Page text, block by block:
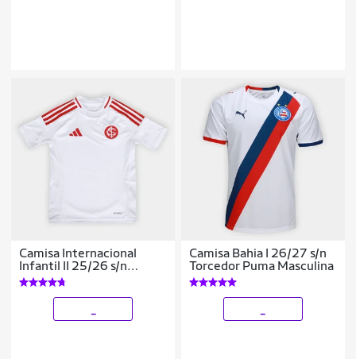
Camisa Internacional
Infantil II 25/26 s/n
Torcedor Adidas
Camisa Bahia I 26/27 s/n
Torcedor Puma Masculina